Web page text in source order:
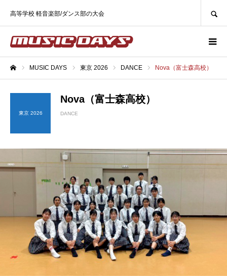
高等学校 軽音楽部/ダンス部の大会
MUSIC DAYS 東京 2026 DANCE Nova（富士森高校）
東京 2026
Nova（富士森高校）
DANCE